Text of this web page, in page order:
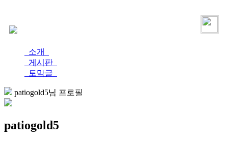
소개
게시판
토막글
patiogold5님 프로필
patiogold5